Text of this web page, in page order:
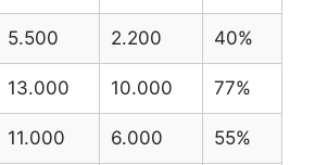
5.500 2.200 40%
13.000 10.000 77%
11.000 6.000 55%